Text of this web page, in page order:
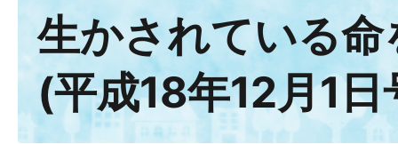
生かされている
(平成18年12月1日